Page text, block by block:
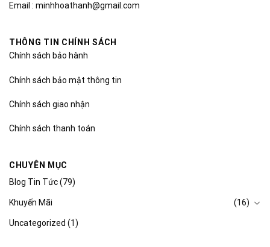
Email : minhhoathanh@gmail.com
THÔNG TIN CHÍNH SÁCH
Chính sách bảo hành
Chính sách bảo mật thông tin
Chính sách giao nhận
Chính sách thanh toán
CHUYÊN MỤC
Blog Tin Tức(79)
Khuyến Mãi (16)
Uncategorized (1)